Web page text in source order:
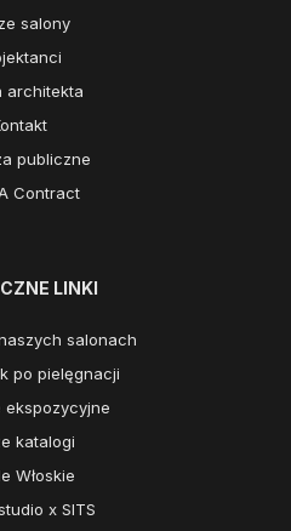
salony
architekta
publiczne
Contract
LINKI
salonach
po pielęgnacji
ekspozycyjne
katalogi
Włoskie
x SITS